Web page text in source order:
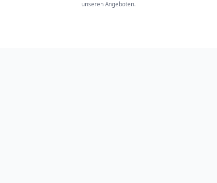
unseren Angeboten.